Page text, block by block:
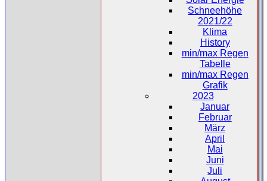
Schneehöhe
2021/22
Klima
History
min/max Regen
Tabelle
min/max Regen
Grafik
2023
Januar
Februar
März
April
Mai
Juni
Juli